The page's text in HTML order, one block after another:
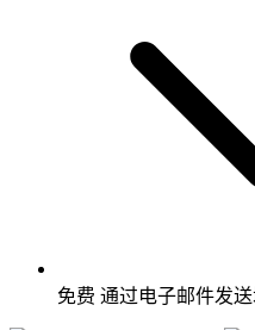
免费 通过电子邮件发